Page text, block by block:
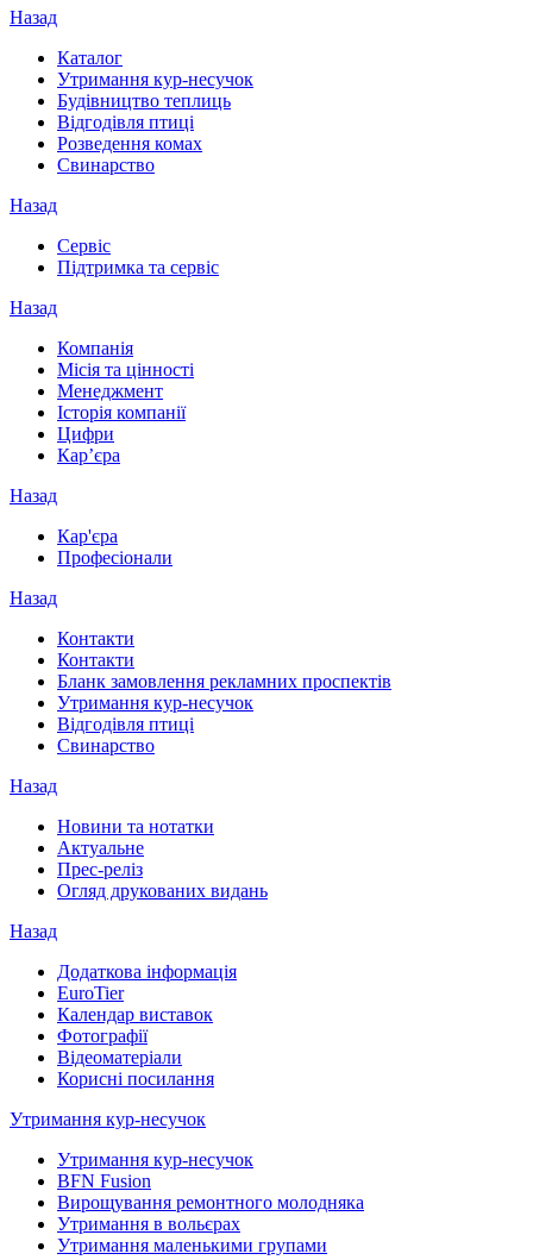
Назад
Каталог
Утримання кур-несучок
Будівництво теплиць
Відгодівля птиці
Розведення комах
Свинарство
Назад
Сервіс
Підтримка та сервіс
Назад
Компанія
Місія та цінності
Менеджмент
Історія компанії
Цифри
Кар’єра
Назад
Кар'єра
Професіонали
Назад
Контакти
Контакти
Бланк замовлення рекламних проспектів
Утримання кур-несучок
Відгодівля птиці
Свинарство
Назад
Новини та нотатки
Актуальне
Прес-реліз
Огляд друкованих видань
Назад
Додаткова інформація
EuroTier
Календар виставок
Фотографії
Відеоматеріали
Корисні посилання
Утримання кур-несучок
Утримання кур-несучок
BFN Fusion
Вирощування ремонтного молодняка
Утримання в вольєрах
Утримання маленькими групами